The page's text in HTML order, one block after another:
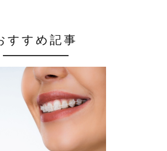
すすめ記事